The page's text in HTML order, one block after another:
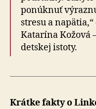
ponúknuť
stresu a
Katarína Kožová
detskej istoty.
Krátke fakty o